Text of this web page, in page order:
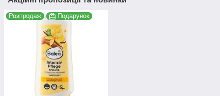
Розпродаж Подарунок